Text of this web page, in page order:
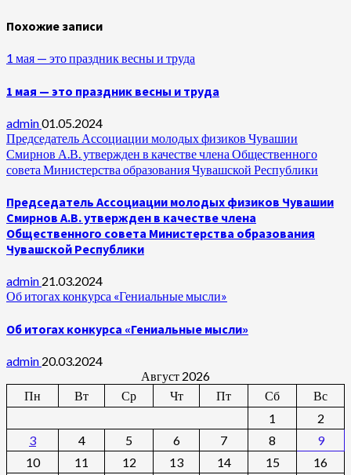
Похожие записи
1 мая — это праздник весны и труда
1 мая — это праздник весны и труда
admin01.05.2024
Председатель Ассоциации молодых физиков Чувашии
Смирнов А.В. утвержден в качестве члена Общественного
совета Министерства образования Чувашской Республики
Председатель Ассоциации молодых физиков Чувашии
Смирнов А.В. утвержден в качестве члена
Общественного совета Министерства образования
Чувашской Республики
admin 21.03.2024
Об итогах конкурса «Гениальные мысли»
Об итогах конкурса «Гениальные мысли»
admin 20.03.2024
Август 2026
Пн
Вт Ср Чт Пт Сб
Вс
1
2
3
4 5 6 7 8
9
10
11 12 13 14 15
16